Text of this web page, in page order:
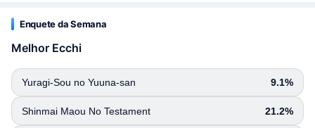
Enquete da Semana
Melhor Ecchi
Yuragi-Sou no Yuuna-san 9.1%
Shinmai Maou No Testament 21.2%